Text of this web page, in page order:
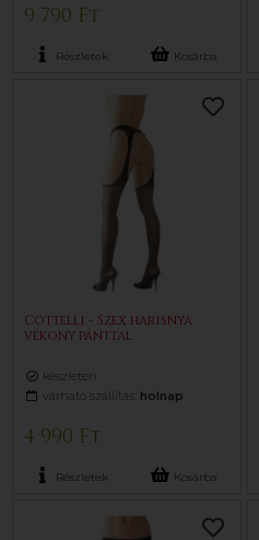
9 790 Ft
Részletek Kosárba
Cottelli - Szex harisnya
vékony pánttal
készleten
várható szállítás: holnap
4 990 Ft
Részletek Kosárba